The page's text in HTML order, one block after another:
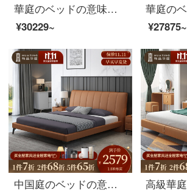
華庭のベッドの意味があります。軽くて豪華な真皮のベッドがあります。モダンでレトロなダブルベッドは1.8メートルです。
¥30229~
¥27875~
中国庭のベッドの意味があります。真皮の1.8 mのベッドがあります。主なベッドは2人で結婚します。北欧のシンプルな現代的な貯蔵箱の皮の芸術ベッドは1.5メートルのシングルベッドです。